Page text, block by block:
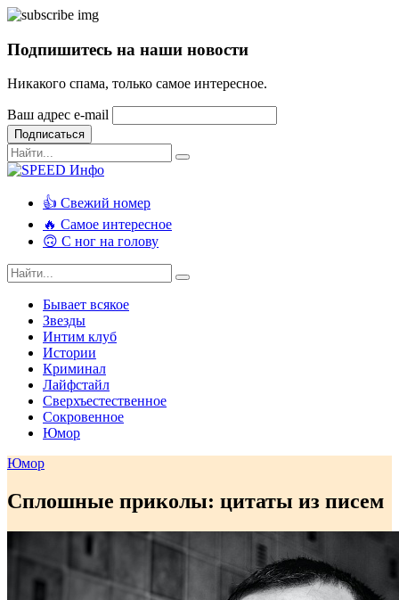
Подпишитесь на наши новости
Никакого спама, только самое интересное.
Ваш адрес e-mail
Подписаться
👍 Свежий номер
🔥 Самое интересное
🙃 С ног на голову
Бывает всякое
Звезды
Интим клуб
Истории
Криминал
Лайфстайл
Сверхъестественное
Сокровенное
Юмор
Юмор
Сплошные приколы: цитаты из писем